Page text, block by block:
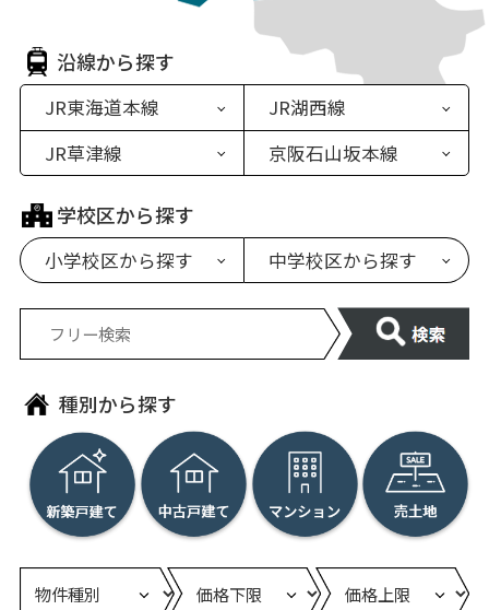
沿線から探す
JR東海道本線
マンション
戸建て
土地
JR湖西線
マンション
土地
JR草津線
マンション
戸建て
土地
京阪石山坂本線
戸建て
土地
学校区から探す
小学校区から探す
あ行
石山小学校
逢坂小学校
大石小学校
仰木小学校
仰木の里小学校
中学校区から探す
あ行
青山中学校
石山中学校
打出中学校
仰木中学校
皇子山中学校
種別から探す